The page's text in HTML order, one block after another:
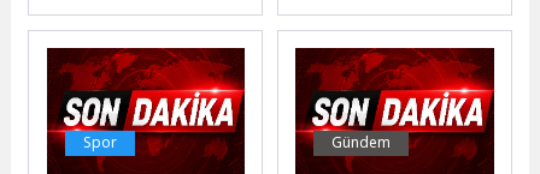
merkezlerinde yoğun
tempoda sürdüren...
diyabetin çocukluk...
Spor Gündem